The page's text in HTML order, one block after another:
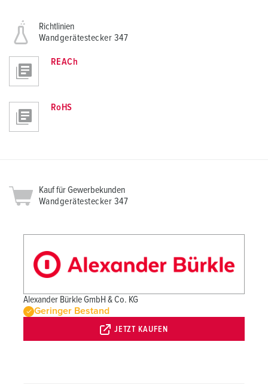
Richtlinien
Wandgerätestecker 347
REACh
RoHS
Kauf für Gewerbekunden
Wandgerätestecker 347
Alexander Bürkle GmbH & Co. KG
Geringer Bestand
JETZT KAUFEN